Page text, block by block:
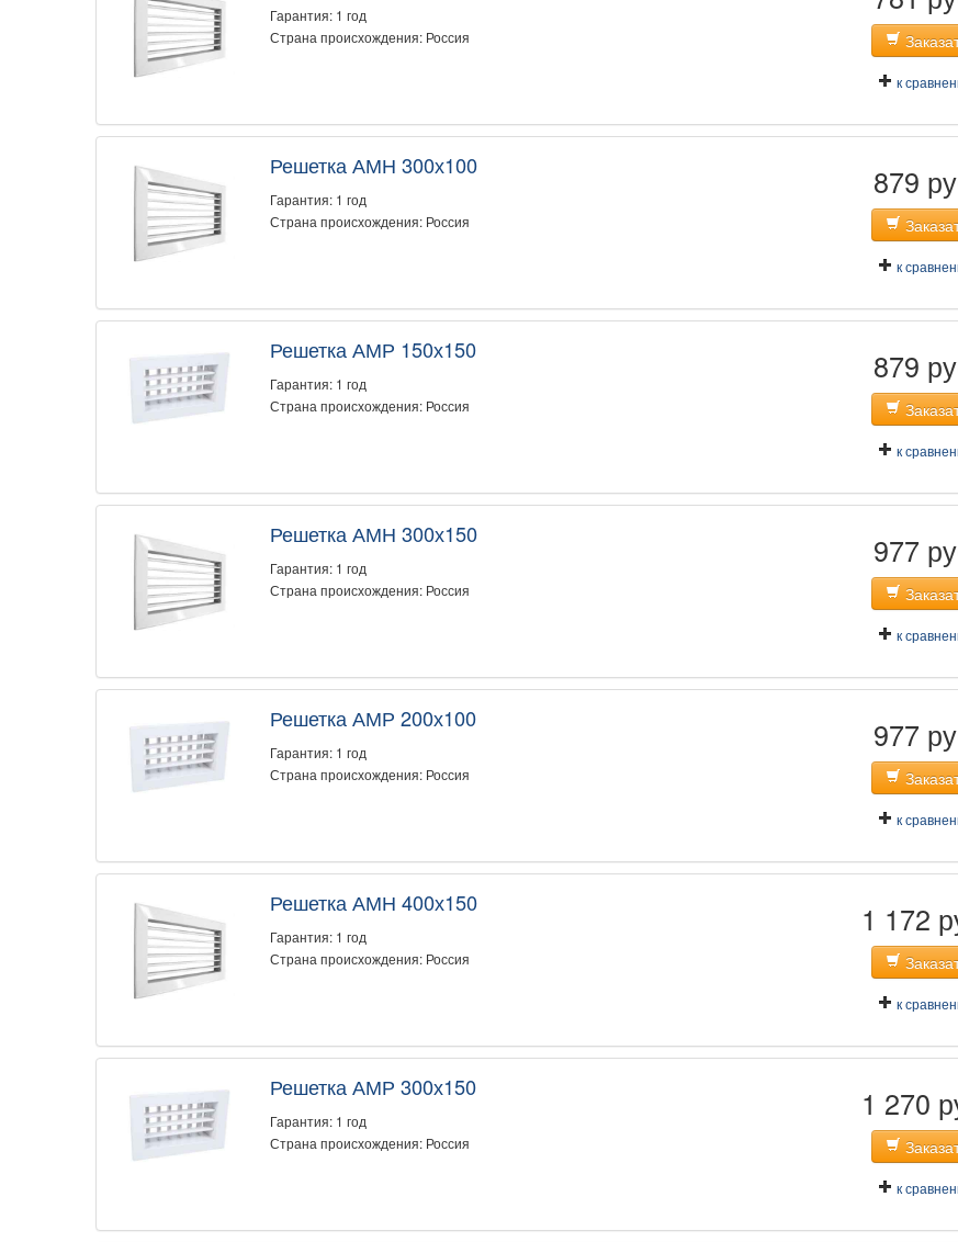
Гарантия: 1 год
Страна происхождения: Россия
к
Решетка АМН 300х100
Гарантия: 1 год
Страна происхождения: Россия
879
к
Решетка АМР 150х150
Гарантия: 1 год
Страна происхождения: Россия
879
к
Решетка АМН 300х150
Гарантия: 1 год
Страна происхождения: Россия
977
к
Решетка АМР 200х100
Гарантия: 1 год
Страна происхождения: Россия
977
к
Решетка АМН 400х150
Гарантия: 1 год
Страна происхождения: Россия
1 172
к
Решетка АМР 300х150
Гарантия: 1 год
Страна происхождения: Россия
1 270
к